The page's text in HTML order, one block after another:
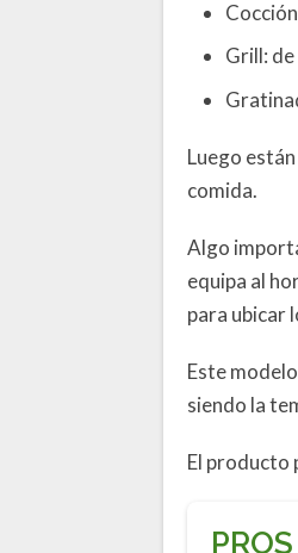
Grill:
Luego
comida.
Algo
equipa al
para ubicar
Este
siendo la
El producto
PROS